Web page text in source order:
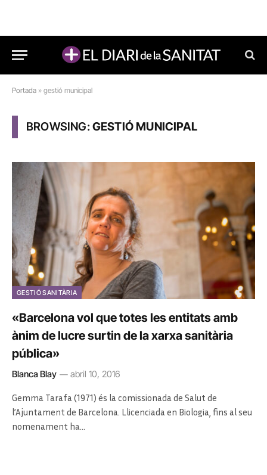
Portada » gestió municipal
BROWSING:GESTIÓ MUNICIPAL
GESTIÓ SANITÀRIA
«Barcelona vol que totes les entitats amb
ànim de lucre surtin de la xarxa sanitària
pública»
Blanca Blay abril 10, 2016
Gemma Tarafa (1971) és la comissionada de Salut de
l’Ajuntament de Barcelona. Llicenciada en Biologia, fins al seu
nomenament ha…